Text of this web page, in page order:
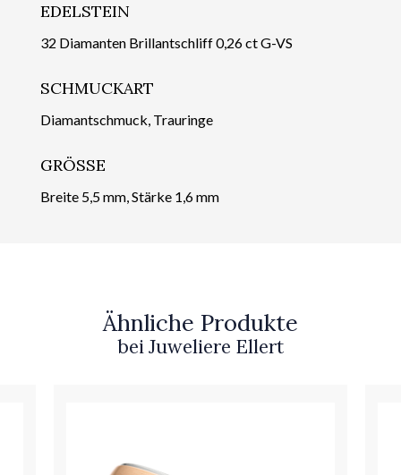
EDELSTEIN
32 Diamanten Brillantschliff 0,26 ct G-VS
SCHMUCKART
Diamantschmuck, Trauringe
GRÖSSE
Breite 5,5 mm, Stärke 1,6 mm
Ähnliche Produkte
bei Juweliere Ellert